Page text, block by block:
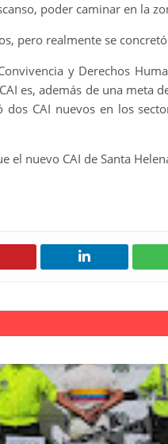
poder caminar en la
pero realmente se
y Derechos
es, además de una meta
CAI nuevos en los
el nuevo CAI de Santa